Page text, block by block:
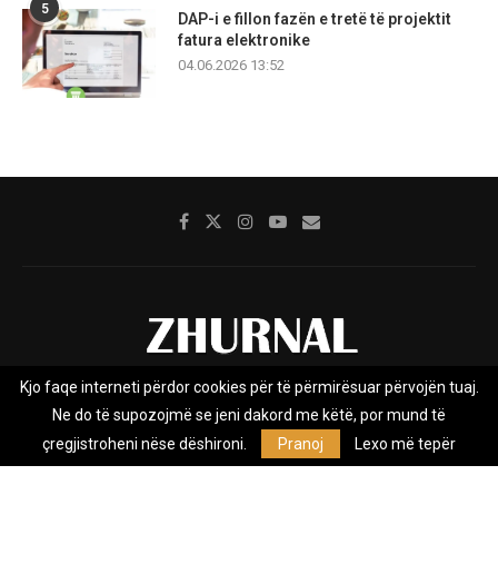
5
DAP-i e fillon fazën e tretë të projektit
fatura elektronike
04.06.2026 13:52
Rreth nesh Impresumi Marketing
Privacy Policy
Zhurnal.mk është Agjenci e Lajmeve e pavarur, e themeluar në vitin
Kjo faqe interneti përdor cookies për të përmirësuar përvojën tuaj.
Ne do të supozojmë se jeni dakord me këtë, por mund të
çregjistroheni nëse dëshironi.
Pranoj Lexo më tepër